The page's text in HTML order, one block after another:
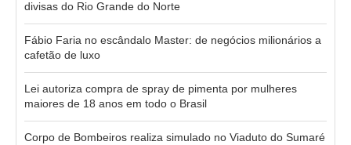
divisas do Rio Grande do Norte
Fábio Faria no escândalo Master: de negócios milionários a
cafetão de luxo
Lei autoriza compra de spray de pimenta por mulheres
maiores de 18 anos em todo o Brasil
Corpo de Bombeiros realiza simulado no Viaduto do Sumaré